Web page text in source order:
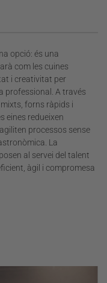
opció: és una
com les cuines
i creativitat per
professional. A través
forns ràpids i
eines redueixen
processos sense
La
al servei del talent
àgil i compromesa